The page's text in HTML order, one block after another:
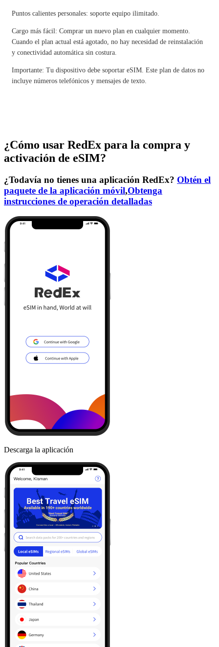
Puntos calientes personales: soporte equipo ilimitado.
Cargo más fácil: Comprar un nuevo plan en cualquier momento.
Cuando el plan actual está agotado, no hay necesidad de reinstalación
y conectividad automática sin costura.
Importante: Tu dispositivo debe soportar eSIM. Este plan de datos no
incluye números telefónicos y mensajes de texto.
¿Cómo usar RedEx para la compra y
activación de eSIM?
¿Todavía no tienes una aplicación RedEx? Obtén el
paquete de la aplicación móvil,Obtenga
instrucciones de operación detalladas
Descarga la aplicación